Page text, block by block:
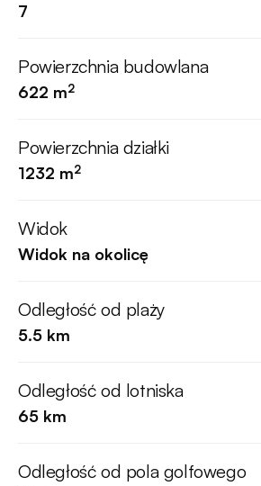
7
Powierzchnia budowlana
622 m2
Powierzchnia działki
1232 m2
Widok
Widok na okolicę
Odległość od plaży
5.5 km
Odległość od lotniska
65 km
Odległość od pola golfowego